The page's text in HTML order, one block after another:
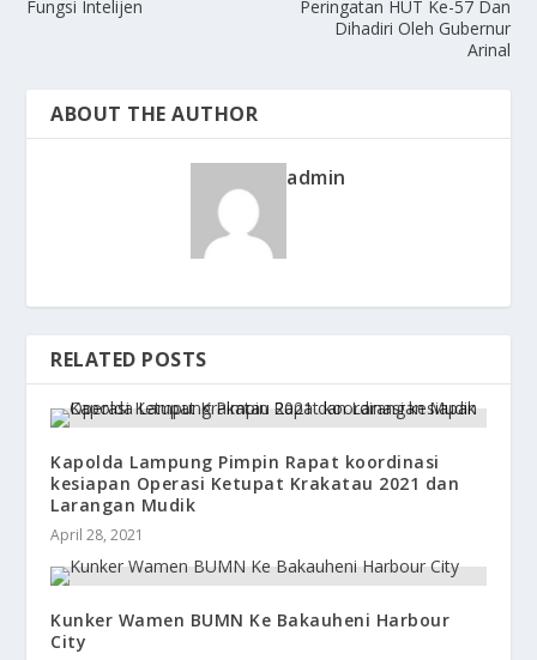
Fungsi Intelijen
Peringatan HUT Ke-57 Dan
Dihadiri Oleh Gubernur
Arinal
ABOUT THE AUTHOR
admin
RELATED POSTS
Kapolda Lampung Pimpin Rapat koordinasi
kesiapan Operasi Ketupat Krakatau 2021 dan
Larangan Mudik
April 28, 2021
Kunker Wamen BUMN Ke Bakauheni Harbour
City